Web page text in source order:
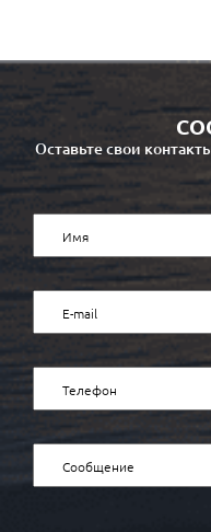
Оставьте свои